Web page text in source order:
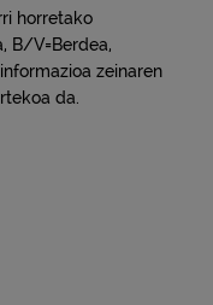
horretako
B/V=Berdea,
zeinaren
da.